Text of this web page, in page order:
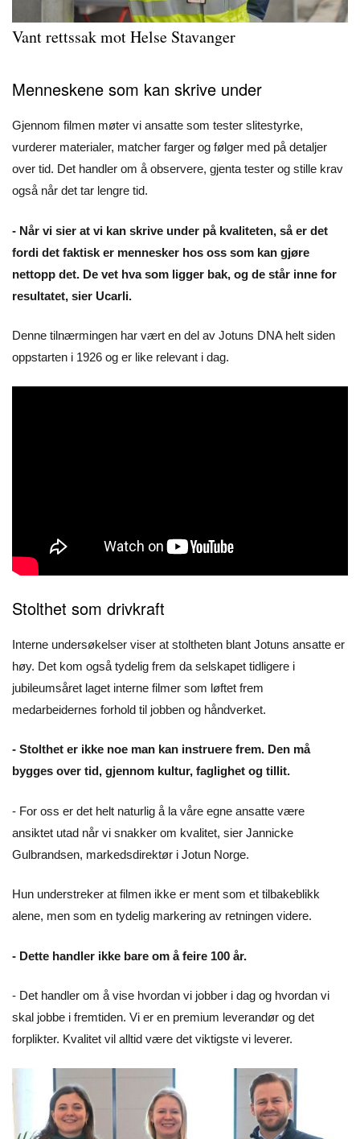
Vant rettssak mot Helse Stavanger
Menneskene som kan skrive under
Gjennom filmen møter vi ansatte som tester slitestyrke,
vurderer materialer, matcher farger og følger med på detaljer
over tid. Det handler om å observere, gjenta tester og stille krav
også når det tar lengre tid.
- Når vi sier at vi kan skrive under på kvaliteten, så er det
fordi det faktisk er mennesker hos oss som kan gjøre
nettopp det. De vet hva som ligger bak, og de står inne for
resultatet, sier Ucarli.
Denne tilnærmingen har vært en del av Jotuns DNA helt siden
oppstarten i 1926 og er like relevant i dag.
Stolthet som drivkraft
Interne undersøkelser viser at stoltheten blant Jotuns ansatte er
høy. Det kom også tydelig frem da selskapet tidligere i
jubileumsåret laget interne filmer som løftet frem
medarbeidernes forhold til jobben og håndverket.
- Stolthet er ikke noe man kan instruere frem. Den må
bygges over tid, gjennom kultur, faglighet og tillit.
- For oss er det helt naturlig å la våre egne ansatte være
ansiktet utad når vi snakker om kvalitet, sier Jannicke
Gulbrandsen, markedsdirektør i Jotun Norge.
Hun understreker at filmen ikke er ment som et tilbakeblikk
alene, men som en tydelig markering av retningen videre.
- Dette handler ikke bare om å feire 100 år.
- Det handler om å vise hvordan vi jobber i dag og hvordan vi
skal jobbe i fremtiden. Vi er en premium leverandør og det
forplikter. Kvalitet vil alltid være det viktigste vi leverer.